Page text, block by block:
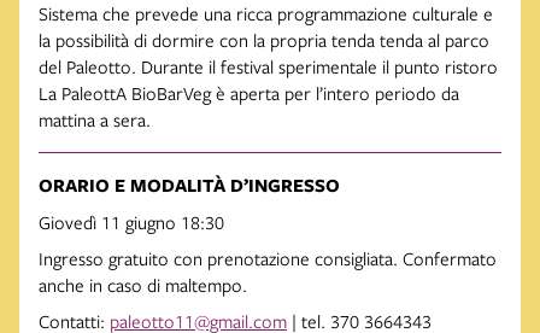
Sistema che prevede una ricca programmazione culturale e
la possibilità di dormire con la propria tenda tenda al parco
del Paleotto. Durante il festival sperimentale il punto ristoro
La PaleottA BioBarVeg è aperta per l’intero periodo da
mattina a sera.
ORARIO E MODALITÀ D’INGRESSO
Giovedì 11 giugno 18:30
Ingresso gratuito con prenotazione consigliata. Confermato
anche in caso di maltempo.
Contatti: paleotto11@gmail.com | tel. 370 3664343